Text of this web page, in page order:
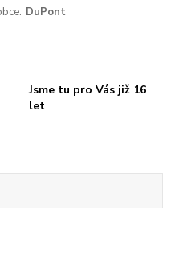
DuPont
Jsme tu pro Vás již 16
let